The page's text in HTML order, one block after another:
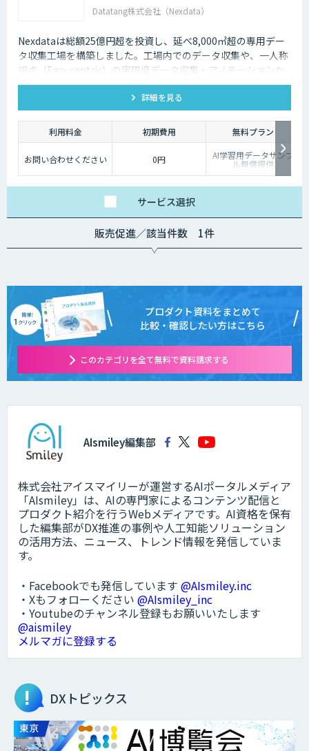
Datatang株式会社（Nexdata）
Nexdataは総額25億円超を投資し、延べ8,000㎡超の専用デー
タ収集工場を構築しました。工場内でのデータ収集や、一人称
視点（Ego-centric）の実環境データ収集・アノテーションか
ら、環境認識・意思決定・動作制御に対応した既製データセッ
トまで、フィジカルAI開発を加速させる包括的なデータソリュ
ーションを提供いたします。
詳細を見る
利用料金 初期費用 無料プラン
お問い合わせください 0円 AI学習用データサンプ
ル無償提供
サービス選択
販売促進／該当件数 1件
プロダクト資料をまとめて
比較・確認したい方はこちら
このカテゴリを全て無料で資料請求する
AIsmiley編集部
株式会社アイスマイリーが運営するAIポータルメディア
「AIsmiley」は、AIの専門家によるコンテンツ配信と
プロダクト紹介を行うWebメディアです。AI資格を保有
した編集部がDX推進の事例や人工知能ソリューション
の活用方法、ニュース、トレンド情報を発信していま
す。
・Facebookでも発信しています @AIsmiley.inc
・Xもフォローください @AIsmiley_inc
・Youtubeのチャンネル登録もお願いいたします
@aismiley
メルマガに登録する
DXトピックス